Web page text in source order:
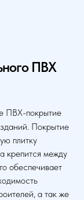
ПВХ
ПВХ-покрытие
Покрытие
плитку
крепится между
обеспечивает
а так же